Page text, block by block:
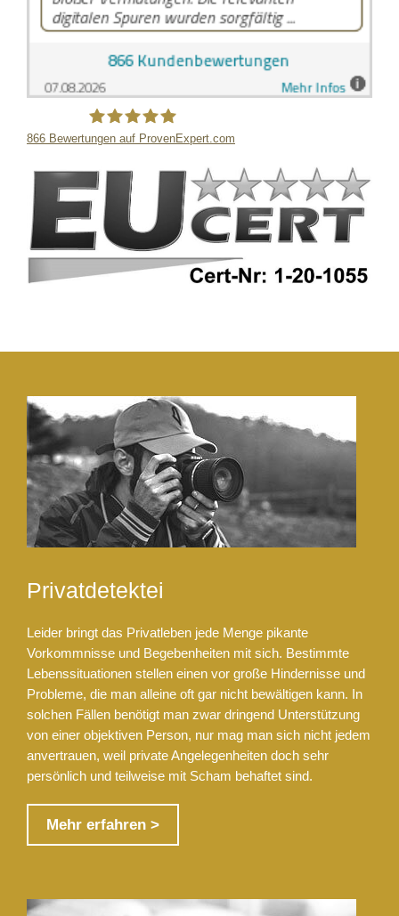
LB Detektive GmbH
866 Bewertungen auf ProvenExpert.com
Privatdetektei
Leider bringt das Privatleben jede Menge pikante
Vorkommnisse und Begebenheiten mit sich. Bestimmte
Lebenssituationen stellen einen vor große Hindernisse und
Probleme, die man alleine oft gar nicht bewältigen kann. In
solchen Fällen benötigt man zwar dringend Unterstützung
von einer objektiven Person, nur mag man sich nicht jedem
anvertrauen, weil private Angelegenheiten doch sehr
persönlich und teilweise mit Scham behaftet sind.
Mehr erfahren >